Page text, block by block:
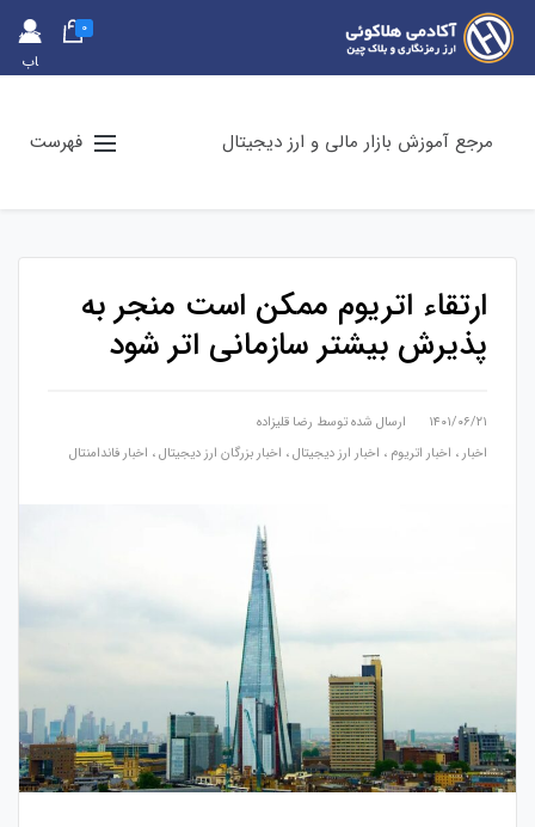
حس
اب
0
مرجع آموزش بازار مالی و ارز دیجیتال فهرست
ارتقاء اتریوم ممکن است منجر به
پذیرش بیشتر سازمانی اتر شود
۱۴۰۱/۰۶/۲۱ ارسال شده توسط رضا قلیزاده
اخبار ، اخبار اتریوم ، اخبار ارز دیجیتال، اخبار بزرگان ارز دیجیتال، اخبار فاندامنتال